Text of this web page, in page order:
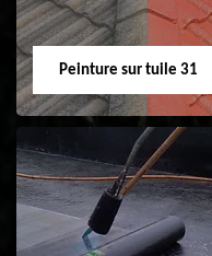
Peinture sur tuile 31
Peinture sur tuile